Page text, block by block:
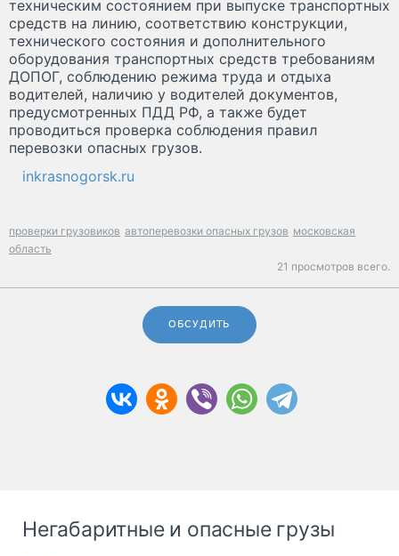
техническим состоянием при выпуске транспортных
средств на линию, соответствию конструкции,
технического состояния и дополнительного
оборудования транспортных средств требованиям
ДОПОГ, соблюдению режима труда и отдыха
водителей, наличию у водителей документов,
предусмотренных ПДД РФ, а также будет
проводиться проверка соблюдения правил
перевозки опасных грузов.
inkrasnogorsk.ru
проверки грузовиков автоперевозки опасных грузов московская
область
21 просмотров всего.
ОБСУДИТЬ
Негабаритные и опасные грузы